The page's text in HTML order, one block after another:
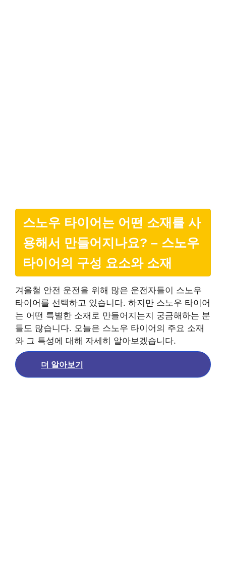
스노우 타이어는 어떤 소재를 사
용해서 만들어지나요? – 스노우
타이어의 구성 요소와 소재
겨울철 안전 운전을 위해 많은 운전자들이 스노우
타이어를 선택하고 있습니다. 하지만 스노우 타이어
는 어떤 특별한 소재로 만들어지는지 궁금해하는 분
들도 많습니다. 오늘은 스노우 타이어의 주요 소재
와 그 특성에 대해 자세히 알아보겠습니다.
더 알아보기